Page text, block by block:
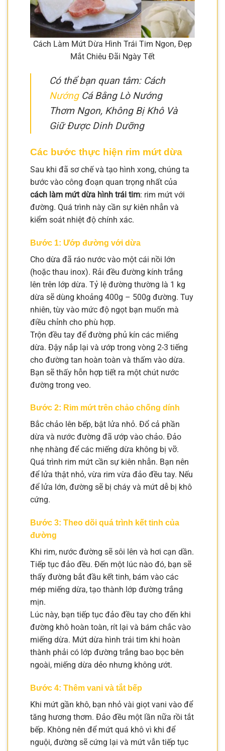
Cách Làm Mứt Dừa Hình Trái Tim Ngon, Đẹp
Mắt Chiêu Đãi Ngày Tết
Có thể bạn quan tâm: Cách
NướngCá Bằng Lò Nướng
Thơm Ngon, Không Bị Khô Và
Giữ Được Dinh Dưỡng
Các bước thực hiện rim mứt dừa
Sau khi đã sơ chế và tạo hình xong, chúng ta
bước vào công đoạn quan trọng nhất của
cách làm mứt dừa hình trái tim: rim mứt với
đường. Quá trình này cần sự kiên nhẫn và
kiểm soát nhiệt độ chính xác.
Bước 1: Ướp đường với dừa
Cho dừa đã ráo nước vào một cái nồi lớn
(hoặc thau inox). Rải đều đường kính trắng
lên trên lớp dừa. Tỷ lệ đường thường là 1 kg
dừa sẽ dùng khoảng 400g – 500g đường. Tuy
nhiên, tùy vào mức độ ngọt bạn muốn mà
điều chỉnh cho phù hợp.
Trộn đều tay để đường phủ kín các miếng
dừa. Đậy nắp lại và ướp trong vòng 2-3 tiếng
cho đường tan hoàn toàn và thấm vào dừa.
Bạn sẽ thấy hỗn hợp tiết ra một chút nước
đường trong veo.
Bước 2: Rim mứt trên chảo chống dính
Bắc chảo lên bếp, bật lửa nhỏ. Đổ cả phần
dừa và nước đường đã ướp vào chảo. Đảo
nhẹ nhàng để các miếng dừa không bị vỡ.
Quá trình rim mứt cần sự kiên nhẫn. Bạn nên
để lửa thật nhỏ, vừa rim vừa đảo đều tay. Nếu
để lửa lớn, đường sẽ bị cháy và mứt dễ bị khô
cứng.
Bước 3: Theo dõi quá trình kết tinh của
đường
Khi rim, nước đường sẽ sôi lên và hơi cạn dần.
Tiếp tục đảo đều. Đến một lúc nào đó, bạn sẽ
thấy đường bắt đầu kết tinh, bám vào các
mép miếng dừa, tạo thành lớp đường trắng
mịn.
Lúc này, bạn tiếp tục đảo đều tay cho đến khi
đường khô hoàn toàn, rít lại và bám chắc vào
miếng dừa. Mứt dừa hình trái tim khi hoàn
thành phải có lớp đường trắng bao bọc bên
ngoài, miếng dừa dẻo nhưng không ướt.
Bước 4: Thêm vani và tắt bếp
Khi mứt gần khô, bạn nhỏ vài giọt vani vào để
tăng hương thơm. Đảo đều một lần nữa rồi tắt
bếp. Không nên để mứt quá khô vì khi để
nguội, đường sẽ cứng lại và mứt vẫn tiếp tục